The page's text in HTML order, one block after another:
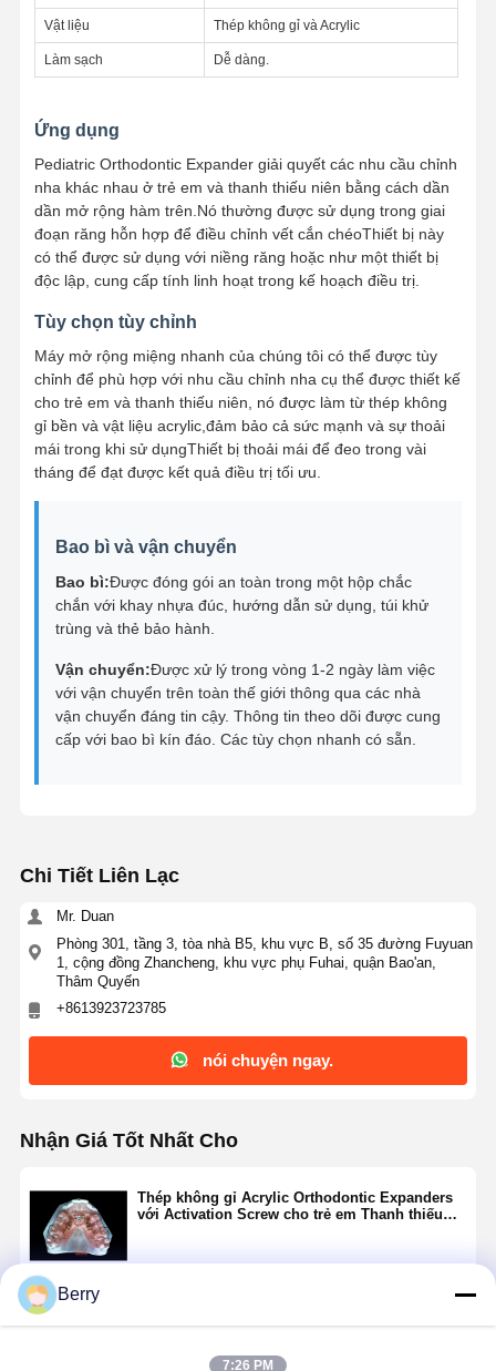
Ngay.
Răng giả bằng sứ
Ván lạng Emax
thanh cấy ghép răng
Sứ nung chảy với kim loại
Cầu Zirconia
Thiết bị chỉnh nha có thể tháo rời
răng giả linh hoạt
Răng giả toàn Acrylic
Các phụ kiện chính xác nha khoa
Thiết bị chức năng chỉnh nha
Dụng cụ duy trì chỉnh nha
Máy mở rộng răng giả
Giải pháp cấy ghép răng
Vật liệu Thép không gỉ và Acrylic
Làm sạch Dễ dàng.
Ứng dụng
Pediatric Orthodontic Expander giải quyết các nhu cầu chỉnh
nha khác nhau ở trẻ em và thanh thiếu niên bằng cách dần
dần mở rộng hàm trên.Nó thường được sử dụng trong giai
đoạn răng hỗn hợp để điều chỉnh vết cắn chéoThiết bị này
có thể được sử dụng với niềng răng hoặc như một thiết bị
độc lập, cung cấp tính linh hoạt trong kế hoạch điều trị.
Tùy chọn tùy chỉnh
Máy mở rộng miệng nhanh của chúng tôi có thể được tùy
chỉnh để phù hợp với nhu cầu chỉnh nha cụ thể được thiết kế
cho trẻ em và thanh thiếu niên, nó được làm từ thép không
gỉ bền và vật liệu acrylic,đảm bảo cả sức mạnh và sự thoải
mái trong khi sử dụngThiết bị thoải mái để đeo trong vài
tháng để đạt được kết quả điều trị tối ưu.
Bao bì và vận chuyển
Bao bì:Được đóng gói an toàn trong một hộp chắc
chắn với khay nhựa đúc, hướng dẫn sử dụng, túi khử
trùng và thẻ bảo hành.
Vận chuyển:Được xử lý trong vòng 1-2 ngày làm việc
với vận chuyển trên toàn thế giới thông qua các nhà
vận chuyển đáng tin cậy. Thông tin theo dõi được cung
cấp với bao bì kín đáo. Các tùy chọn nhanh có sẵn.
Chi Tiết Liên Lạc
Mr. Duan
Phòng 301, tầng 3, tòa nhà B5, khu vực B, số 35 đường Fuyuan
1, cộng đồng Zhancheng, khu vực phụ Fuhai, quận Bao'an,
Thâm Quyến
+8613923723785
nói chuyện ngay.
Nhận Giá Tốt Nhất Cho
Thép không gỉ Acrylic Orthodontic Expanders
với Activation Screw cho trẻ em Thanh thiếu
Berry
7:26 PM